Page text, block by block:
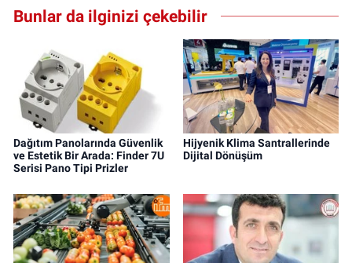
Bunlar da ilginizi çekebilir
Dağıtım Panolarında Güvenlik
ve Estetik Bir Arada: Finder 7U
Serisi Pano Tipi Prizler
Hijyenik Klima Santrallerinde
Dijital Dönüşüm